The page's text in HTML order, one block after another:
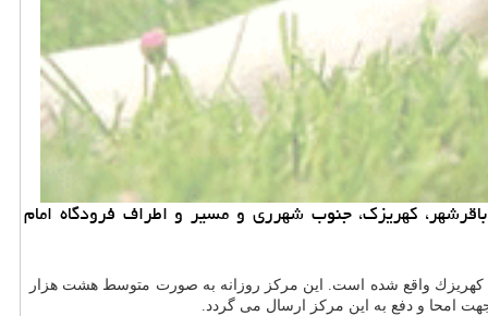
كهریزك، جنوب شهرری و مسیر و اطراف فرودگاه امام
زباله آرادكوه كهریزك در كیلومتر 23 جاده قدیم تهران – قم و در جنوب كهریزك واقع شده است. این مركز روزانه به صورت متوسط هشت هزار